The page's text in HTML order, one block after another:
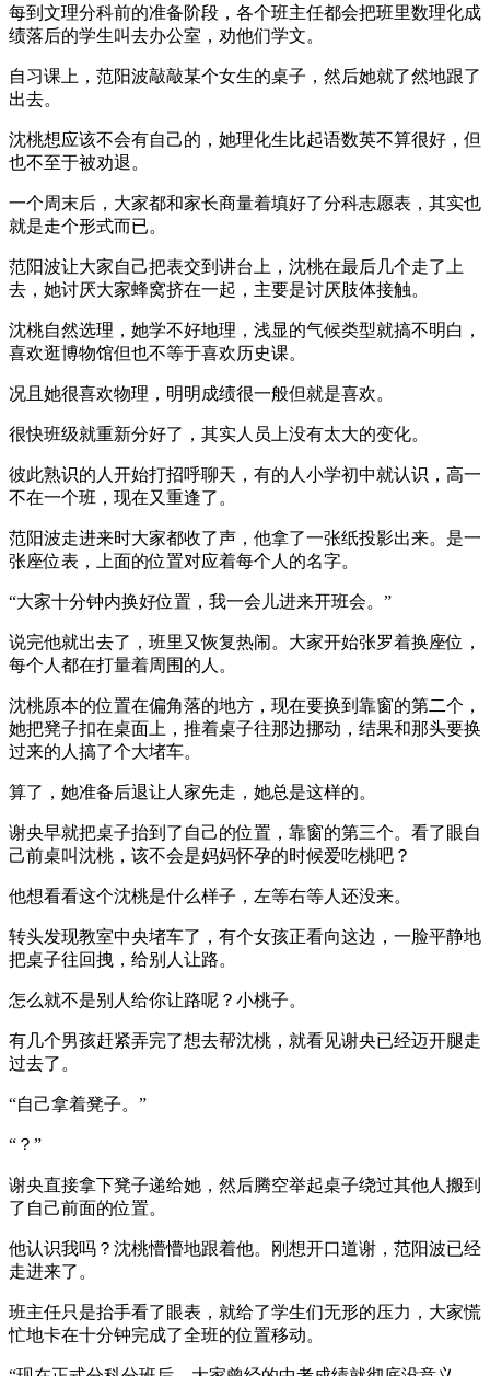
每到文理分科前的准备阶段，各个班主任都会把班里数理化成
绩落后的学生叫去办公室，劝他们学文。
自习课上，范阳波敲敲某个女生的桌子，然后她就了然地跟了
出去。
沈桃想应该不会有自己的，她理化生比起语数英不算很好，但
也不至于被劝退。
一个周末后，大家都和家长商量着填好了分科志愿表，其实也
就是走个形式而已。
范阳波让大家自己把表交到讲台上，沈桃在最后几个走了上
去，她讨厌大家蜂窝挤在一起，主要是讨厌肢体接触。
沈桃自然选理，她学不好地理，浅显的气候类型就搞不明白，
喜欢逛博物馆但也不等于喜欢历史课。
况且她很喜欢物理，明明成绩很一般但就是喜欢。
很快班级就重新分好了，其实人员上没有太大的变化。
彼此熟识的人开始打招呼聊天，有的人小学初中就认识，高一
不在一个班，现在又重逢了。
范阳波走进来时大家都收了声，他拿了一张纸投影出来。是一
张座位表，上面的位置对应着每个人的名字。
“大家十分钟内换好位置，我一会儿进来开班会。”
说完他就出去了，班里又恢复热闹。大家开始张罗着换座位，
每个人都在打量着周围的人。
沈桃原本的位置在偏角落的地方，现在要换到靠窗的第二个，
她把凳子扣在桌面上，推着桌子往那边挪动，结果和那头要换
过来的人搞了个大堵车。
算了，她准备后退让人家先走，她总是这样的。
谢央早就把桌子抬到了自己的位置，靠窗的第三个。看了眼自
己前桌叫沈桃，该不会是妈妈怀孕的时候爱吃桃吧？
他想看看这个沈桃是什么样子，左等右等人还没来。
转头发现教室中央堵车了，有个女孩正看向这边，一脸平静地
把桌子往回拽，给别人让路。
怎么就不是别人给你让路呢？小桃子。
有几个男孩赶紧弄完了想去帮沈桃，就看见谢央已经迈开腿走
过去了。
“自己拿着凳子。”
“？”
谢央直接拿下凳子递给她，然后腾空举起桌子绕过其他人搬到
了自己前面的位置。
他认识我吗？沈桃懵懵地跟着他。刚想开口道谢，范阳波已经
走进来了。
班主任只是抬手看了眼表，就给了学生们无形的压力，大家慌
忙地卡在十分钟完成了全班的位置移动。